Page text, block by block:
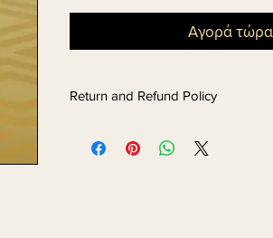
Αγορά τώρα
Return and Refund Policy